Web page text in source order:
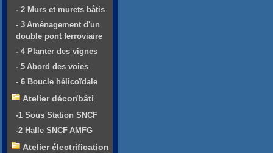
- 2 Murs et murets bâtis
- 3 Aménagement d'un
double pont ferroviaire
- 4 Planter des vignes
- 5 Abord des voies
- 6 Boucle hélicoïdale
Atelier décor/bâti
-1 Sous Station SNCF
-2 Halle SNCF AMFG
Atelier électrification